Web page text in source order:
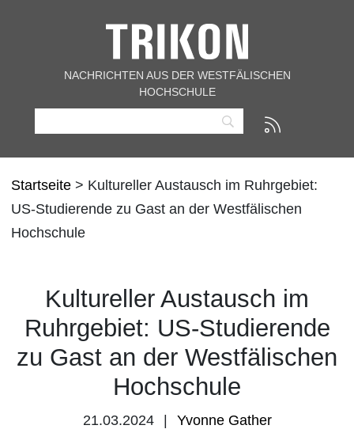
NACHRICHTEN AUS DER WESTFÄLISCHEN
HOCHSCHULE
Startseite > Kultureller Austausch im Ruhrgebiet:
US-Studierende zu Gast an der Westfälischen
Hochschule
Kultureller Austausch im
Ruhrgebiet: US-Studierende
zu Gast an der Westfälischen
Hochschule
21.03.2024 Yvonne Gather